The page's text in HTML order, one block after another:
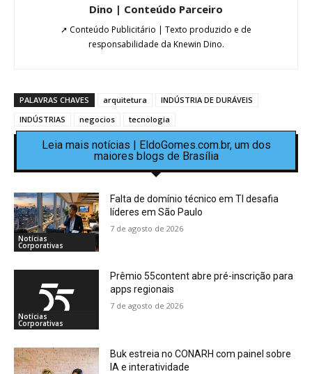
Dino | Conteúdo Parceiro
➚ Conteúdo Publicitário | Texto produzido e de
responsabilidade da Knewin Dino.
PALAVRAS CHAVES arquitetura
INDÚSTRIA DE DURÁVEIS
INDÚSTRIAS
negocios tecnologia
Leia mais notícias | EldoGomes.com.br, um dos
maiores blogs de Brasília
Notícias
Corporativas
Falta de domínio técnico em TI desafia
líderes em São Paulo
7 de agosto de 2026
Notícias
Corporativas
Prêmio 55content abre pré-inscrição para
apps regionais
7 de agosto de 2026
Buk estreia no CONARH com painel sobre
IA e interatividade